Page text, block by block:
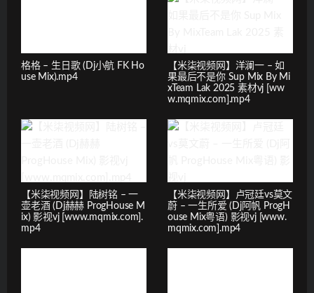
格格 – 生日歌 (Dj小航 FK Ho
use Mix).mp4
【米柒视频网】洋澜一 – 如
果最后不是你 Sup Mix By Mi
xTeam Lak 2025 素材vj [ww
w.mqmix.com].mp4
【米柒视频网】陆树铭 – 一
壶老酒 (Dj赫赫 ProgHouse M
ix) 影视vj [www.mqmix.com].
mp4
【米柒视频网】卢冠廷vs莫文
蔚 – 一生所爱 (Dj阿帆 ProgH
ouse Mix粤语) 影视vj [www.
mqmix.com].mp4